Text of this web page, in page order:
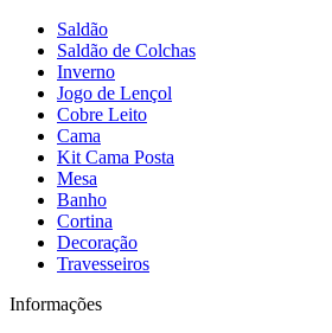
Saldão
Saldão de Colchas
Inverno
Jogo de Lençol
Cobre Leito
Cama
Kit Cama Posta
Mesa
Banho
Cortina
Decoração
Travesseiros
Informações